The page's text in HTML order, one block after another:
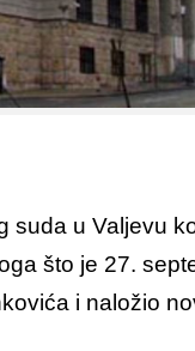
suda u Valjevu
što je 27.
i naložio